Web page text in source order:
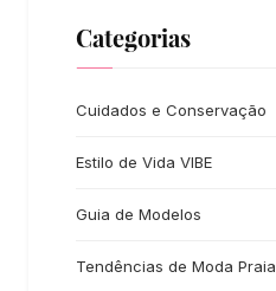
Categorias
Cuidados e Conservação
Estilo de Vida VIBE
Guia de Modelos
Tendências de Moda Praia